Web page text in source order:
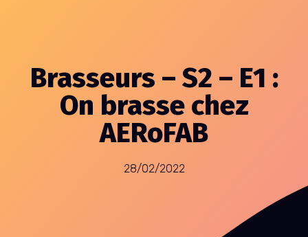
Brasseurs – S2 – E1 :
On brasse chez
AERoFAB
28/02/2022